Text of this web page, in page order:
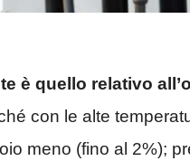
è quello relativo
con le alte
meno (fino al 2%);